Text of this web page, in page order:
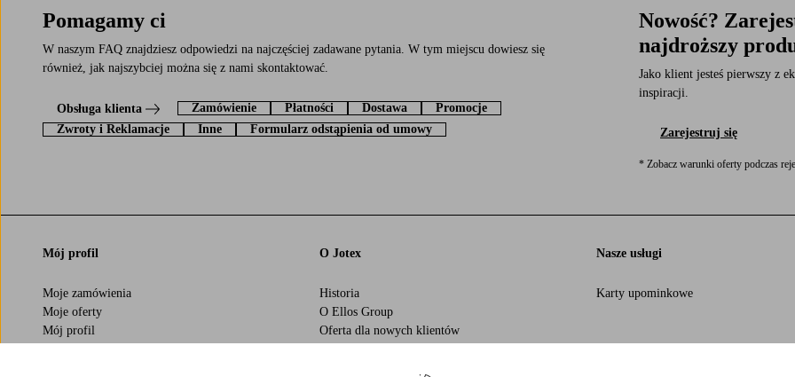
Nowość?
najdroższy
Jako klient jesteś pierwszy z
inspiracji.
Zarejestruj się
* Zobacz warunki oferty podczas
Pomagamy ci
W naszym FAQ znajdziesz odpowiedzi na najczęściej zadawane pytania. W tym miejscu dowiesz się
również, jak najszybciej można się z nami skontaktować.
Obsługa klienta Zamówienie Płatności Dostawa
Promocje
Zwroty i Reklamacje
Inne Formularz odstąpienia od umowy
Mój profil
Moje zamówienia
Moje oferty
Mój profil
O Jotex
Historia
O Ellos Group
Oferta dla nowych klientów
Nasze usługi
Karty upominkowe